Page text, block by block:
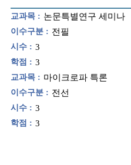
교과목 : 논문특별연구 세미나
이수구분 : 전필
시수 : 3
학점 : 3
교과목 : 마이크로파 특론
이수구분 : 전선
시수 : 3
학점 : 3